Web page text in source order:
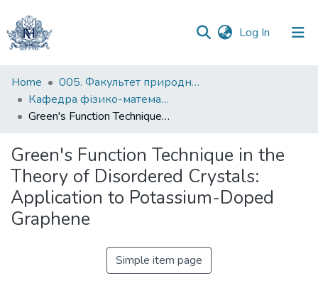
Log In (current)
Communities
&
Collections
Statistics
Home
005. Факультет природничих наук
Кафедра фізико-математичних наук
Green's Function Technique in the Theory of Disordered Crystals: Application to Potassium-Doped Graphene
Green's Function Technique in the
Theory of Disordered Crystals:
Application to Potassium-Doped
Graphene
Simple item page